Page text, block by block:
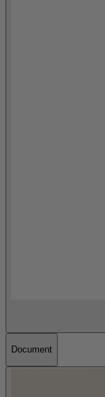
Document